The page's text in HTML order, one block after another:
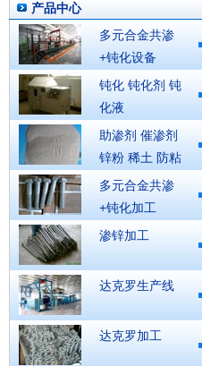
产品中心
多元合金共渗
+钝化设备
钝化 钝化剂 钝
化液
助渗剂 催渗剂
锌粉 稀土 防粘
结剂
多元合金共渗
+钝化加工
渗锌加工
达克罗生产线
达克罗加工